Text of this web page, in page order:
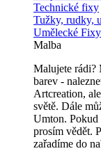
Technické fixy
Tužky, rudky,
Umělecké Fixy
Malba
Malujete rádi?
barev -
Artcreation,
světě. Dále
Umton. Pokud
prosím vědět.
zařadíme do